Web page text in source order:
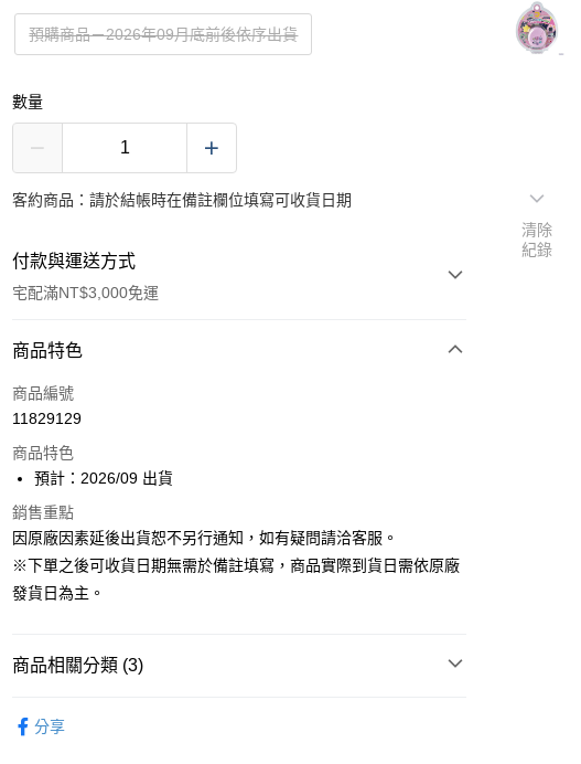
預購商品－2026年09月底前後依序出貨
數量
客約商品：請於結帳時在備註欄位填寫可收貨日期
付款與運送方式
宅配滿NT$3,000免運
付款方式
信用卡一次付款
ATM付款
運送方式
預購-宅配(舊)
預購-宅配(離島)(舊)
東海門市自取，需自備購物袋取貨唷。
商品特色
商品編號
11829129
商品特色
預計：2026/09 出貨
銷售重點
因原廠因素延後出貨恕不另行通知，如有疑問請洽客服。
※下單之後可收貨日期無需於備註填寫，商品實際到貨日需依原廠
發貨日為主。
商品相關分類 (3)
分享
清除
紀錄